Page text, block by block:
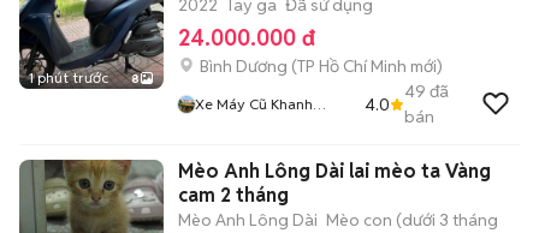
1 phút trước 8
2022 Tay ga Đã sử dụng
24.000.000 đ
Bình Dương (TP Hồ Chí Minh mới)
Xe Máy Cũ Khanh
4.0
49 đã
bán
Mèo Anh Lông Dài lai mèo ta Vàng
cam 2 tháng
Mèo Anh Lông Dài Mèo con (dưới 3 tháng